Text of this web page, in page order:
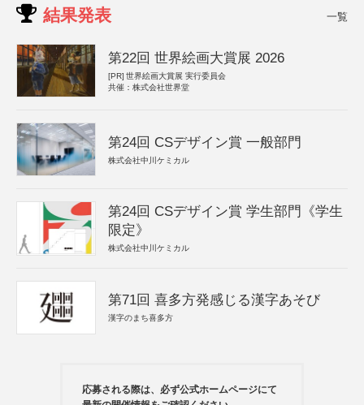
結果発表 一覧
第22回 世界絵画大賞展 2026
[PR] 世界絵画大賞展 実行委員会
共催：株式会社世界堂
第24回 CSデザイン賞 一般部門
株式会社中川ケミカル
第24回 CSデザイン賞 学生部門《学生
限定》
株式会社中川ケミカル
第71回 喜多方発感じる漢字あそび
漢字のまち喜多方
応募される際は、必ず公式ホームページにて